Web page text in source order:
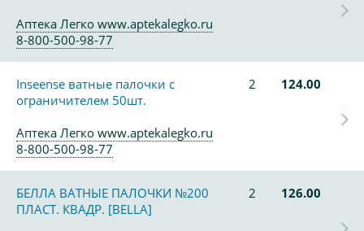
Аптека Легко www.aptekalegko.ru
8-800-500-98-77
Inseense ватные палочки с
ограничителем 50шт.
2 124.00
Аптека Легко www.aptekalegko.ru
8-800-500-98-77
БЕЛЛА ВАТНЫЕ ПАЛОЧКИ №200
ПЛАСТ. КВАДР. [BELLA]
2 126.00